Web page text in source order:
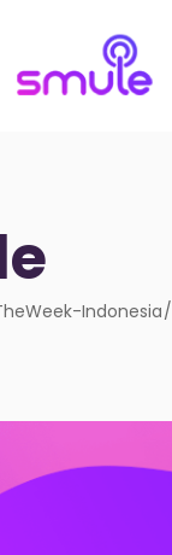
Indonesia